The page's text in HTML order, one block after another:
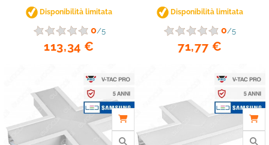
Disponibilità limitata
0/5
113,34 €
Disponibilità limitata
0/5
71,77 €